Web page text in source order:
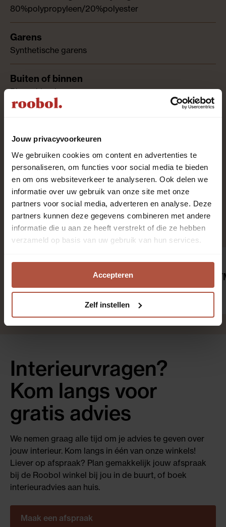
Jouw privacyvoorkeuren
We gebruiken cookies om content en advertenties te
personaliseren, om functies voor social media te bieden
en om ons websiteverkeer te analyseren. Ook delen we
informatie over uw gebruik van onze site met onze
partners voor social media, adverteren en analyse. Deze
partners kunnen deze gegevens combineren met andere
informatie die u aan ze heeft verstrekt of die ze hebben
verzameld op basis van uw gebruik van hun services.
Accepteren
Zelf instellen
80%polypropyleen/20%polyester
Synthetische garens
Binnenkleed
Laagpolig
Aanbevolen producten
Antislip Finistop 160 x
€ 29,95
Tapijtreiniger
€ 9,95
Interieurvragen?
Kom langs voor
gratis advies
We nemen graag alle tijd om je advies te geven over
jouw interieur. Kom langs in één van onze winkels!
Liever op afspraak? Plan gemakkelijk jouw afspraak
bij de Roobol winkel bij jou in de buurt, of boek
interieuradvies aan huis.
Maak een afspraak